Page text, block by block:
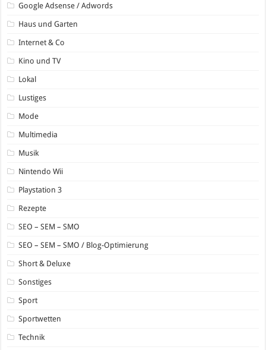
Google Adsense / Adwords
Haus und Garten
Internet & Co
Kino und TV
Lokal
Lustiges
Mode
Multimedia
Musik
Nintendo Wii
Playstation 3
Rezepte
SEO – SEM – SMO
SEO – SEM – SMO / Blog-Optimierung
Short & Deluxe
Sonstiges
Sport
Sportwetten
Technik